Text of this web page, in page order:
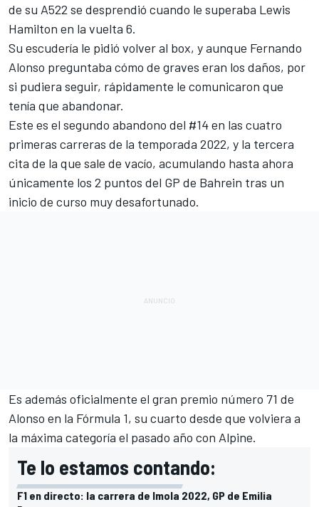
de su A522 se desprendió cuando le superaba Lewis
Hamilton en la vuelta 6.
Su escudería le pidió volver al box, y aunque Fernando
Alonso preguntaba cómo de graves eran los daños, por
si pudiera seguir, rápidamente le comunicaron que
tenía que abandonar.
Este es el segundo abandono del #14 en las cuatro
primeras carreras de la temporada 2022, y la tercera
cita de la que sale de vacío, acumulando hasta ahora
únicamente los 2 puntos del GP de Bahrein tras un
inicio de curso muy desafortunado.
Es además oficialmente el gran premio número 71 de
Alonso en la Fórmula 1, su cuarto desde que volviera a
la máxima categoría el pasado año con Alpine.
Te lo estamos contando:
F1 en directo: la carrera de Imola 2022, GP de Emilia